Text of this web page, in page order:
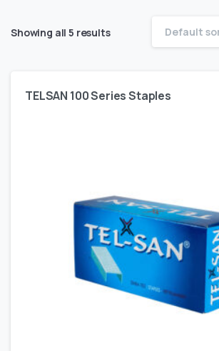
Showing all 5 results Default
TELSAN 100 Series Staples